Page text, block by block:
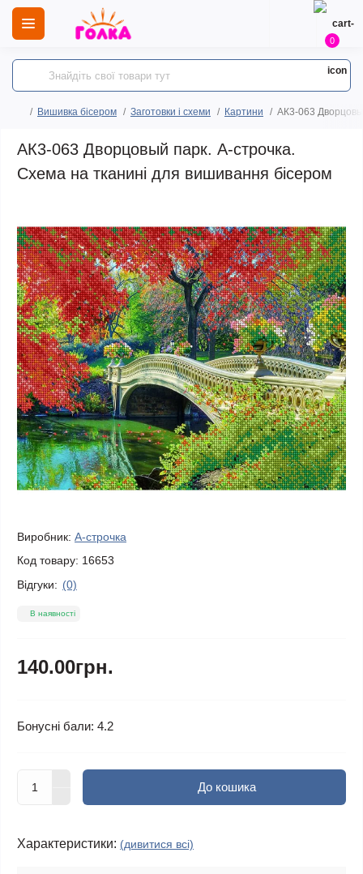
0
Вишивка бісером Заготовки і схеми Картини АК3-063
АК3-063 Дворцовый парк. А-строчка.
Схема на тканині для вишивання бісером
Виробник: А-строчка
Код товару: 16653
Відгуки: (0)
В наявності
140.00грн.
Бонусні бали: 4.2
До кошика
Характеристики: (дивитися всі)